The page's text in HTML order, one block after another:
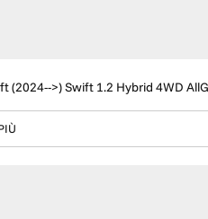
(2024-->) Swift 1.2 Hybrid 4WD